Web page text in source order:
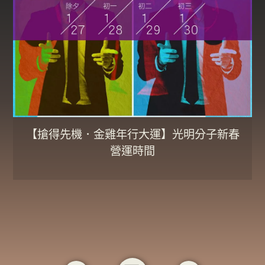
【搶得先機．金雞年行大運】光明分子新春
營運時間